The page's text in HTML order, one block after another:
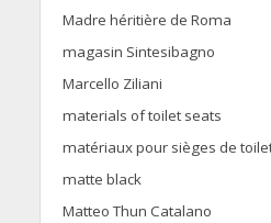
Madre héritière de Roma
magasin Sintesibagno
Marcello Ziliani
materials of toilet seats
matériaux pour sièges de
matte black
Matteo Thun Catalano